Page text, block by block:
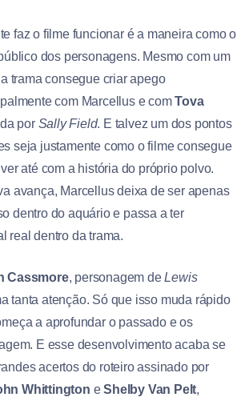
faz o filme funcionar é a maneira como o
dos personagens. Mesmo com um
trama consegue criar apego
com Marcellus e comTova
por Sally Field. E talvez um dos pontos
seja justamente como o filme consegue
até com a história do próprio polvo.
avança, Marcellus deixa de ser apenas
dentro do aquário e passa a ter
real dentro da trama.
Cassmore, personagem deLewis
tanta atenção. Só que isso muda rápido
a aprofundar o passado e os
E esse desenvolvimento acaba se
acertos do roteiro assinado por
Whittington eShelby Van Pelt,